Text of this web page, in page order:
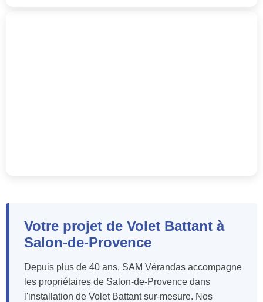
Votre projet de Volet Battant à
Salon-de-Provence
Depuis plus de 40 ans, SAM Vérandas accompagne
les propriétaires de Salon-de-Provence dans
l'installation de Volet Battant sur-mesure. Nos